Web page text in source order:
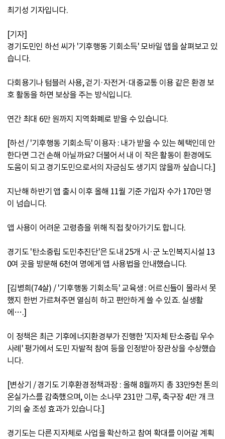
최기성 기자입니다.
[기자]
경기도민인 하선 씨가 '기후행동 기회소득' 모바일 앱을 살펴보고 있
습니다.
다회용기나 텀블러 사용, 걷기·자전거·대중교통 이용 같은 환경 보
호 활동을 하면 보상을 주는 방식입니다.
연간 최대 6만 원까지 지역화폐로 받을 수 있습니다.
[하선 / '기후행동 기회소득' 이용자 : 내가 받을 수 있는 혜택인데 안
한다면 그건 손해 아닐까요? 더불어서 내 이 작은 활동이 환경에도
도움이 되고 경기도민으로서의 자긍심도 생기지 않을까 싶습니다.]
지난해 하반기 앱 출시 이후 올해 11월 기준 가입자 수가 170만 명
이 넘습니다.
앱 사용이 어려운 고령층을 위해 직접 찾아가기도 합니다.
경기도 '탄소중립 도민추진단'은 도내 25개 시·군 노인복지시설 13
0여 곳을 방문해 6천여 명에게 앱 사용법을 안내했습니다.
[김병희(74살) / '기후행동 기회소득' 교육생 : 어르신들이 몰라서 못
했지 한번 가르쳐주면 열심히 하고 편안하게 쓸 수 있죠. 실생활
에….]
이 정책은 최근 기후에너지환경부가 진행한 '지자체 탄소중립 우수
사례' 평가에서 도민 자발적 참여 등을 인정받아 장관상을 수상했습
니다.
[변상기 / 경기도 기후환경정책과장 : 올해 8월까지 총 33만9천 톤의
온실가스를 감축했으며, 이는 소나무 231만 그루, 축구장 4만 개 크
기의 숲 조성 효과가 있습니다.]
경기도는 다른 지자체로 사업을 확산하고 참여 확대를 이어갈 계획